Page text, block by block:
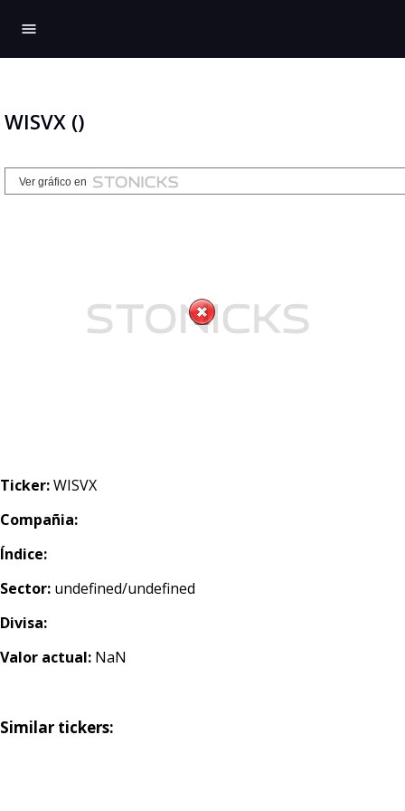
menu
WISVX ()
Ticker:WISVX
Compañia:
Índice:
Sector: undefined/undefined
Divisa:
Valor actual: NaN
Similar tickers: